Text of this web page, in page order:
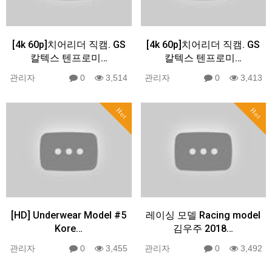
[4k 60p]치어리더 직캠. GS
칼텍스 텐프로미…
관리자 0 3,514
[4k 60p]치어리더 직캠. GS
칼텍스 텐프로미…
관리자 0 3,413
Hot
[HD] Underwear Model #5
Kore…
관리자 0 3,455
Hot
레이싱 모델 Racing model
김우주 2018…
관리자 0 3,492